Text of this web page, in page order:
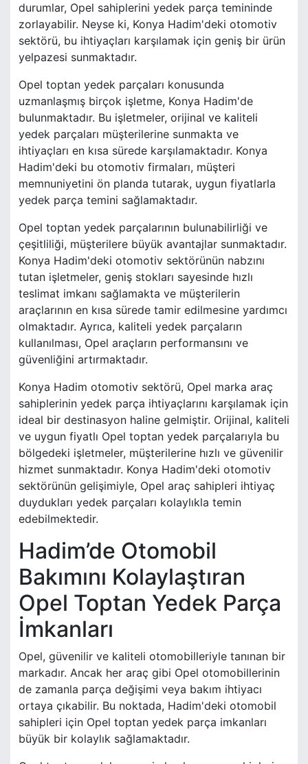
durumlar, Opel sahiplerini yedek parça temininde
zorlayabilir. Neyse ki, Konya Hadim'deki otomotiv
sektörü, bu ihtiyaçları karşılamak için geniş bir ürün
yelpazesi sunmaktadır.
Opel toptan yedek parçaları konusunda
uzmanlaşmış birçok işletme, Konya Hadim'de
bulunmaktadır. Bu işletmeler, orijinal ve kaliteli
yedek parçaları müşterilerine sunmakta ve
ihtiyaçları en kısa sürede karşılamaktadır. Konya
Hadim'deki bu otomotiv firmaları, müşteri
memnuniyetini ön planda tutarak, uygun fiyatlarla
yedek parça temini sağlamaktadır.
Opel toptan yedek parçalarının bulunabilirliği ve
çeşitliliği, müşterilere büyük avantajlar sunmaktadır.
Konya Hadim'deki otomotiv sektörünün nabzını
tutan işletmeler, geniş stokları sayesinde hızlı
teslimat imkanı sağlamakta ve müşterilerin
araçlarının en kısa sürede tamir edilmesine yardımcı
olmaktadır. Ayrıca, kaliteli yedek parçaların
kullanılması, Opel araçların performansını ve
güvenliğini artırmaktadır.
Konya Hadim otomotiv sektörü, Opel marka araç
sahiplerinin yedek parça ihtiyaçlarını karşılamak için
ideal bir destinasyon haline gelmiştir. Orijinal, kaliteli
ve uygun fiyatlı Opel toptan yedek parçalarıyla bu
bölgedeki işletmeler, müşterilerine hızlı ve güvenilir
hizmet sunmaktadır. Konya Hadim'deki otomotiv
sektörünün gelişimiyle, Opel araç sahipleri ihtiyaç
duydukları yedek parçaları kolaylıkla temin
edebilmektedir.
Hadim’de Otomobil
Bakımını Kolaylaştıran
Opel Toptan Yedek Parça
İmkanları
Opel, güvenilir ve kaliteli otomobilleriyle tanınan bir
markadır. Ancak her araç gibi Opel otomobillerinin
de zamanla parça değişimi veya bakım ihtiyacı
ortaya çıkabilir. Bu noktada, Hadim'deki otomobil
sahipleri için Opel toptan yedek parça imkanları
büyük bir kolaylık sağlamaktadır.